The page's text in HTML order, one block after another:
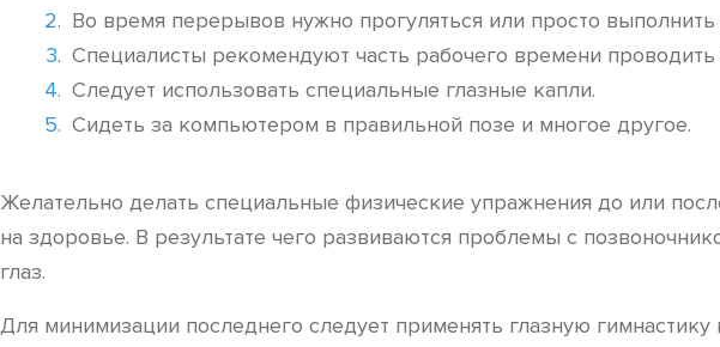
Во время перерывов нужно прогуляться или просто
Специалисты рекомендуют часть рабочего времени проводить
Следует использовать специальные глазные капли.
Сидеть за компьютером в правильной позе и многое другое.
Желательно делать специальные физические упражнения до или
на здоровье. В результате чего развиваются проблемы с
глаз.
Для минимизации последнего следует применять глазную